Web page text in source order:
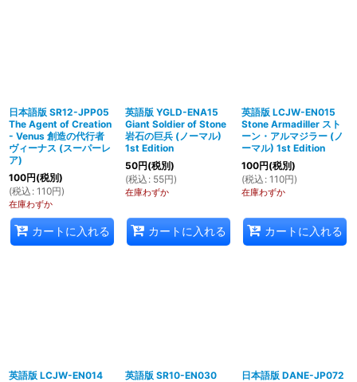
日本語版 SR12-JPP05
The Agent of Creation
- Venus 創造の代行者
ヴィーナス (スーパーレ
ア)
100円(税別)
(税込 : 110円)
在庫わずか
カートに入れる
英語版 YGLD-ENA15
Giant Soldier of Stone
岩石の巨兵 (ノーマル)
1st Edition
50円(税別)
(税込 : 55円)
在庫わずか
カートに入れる
英語版 LCJW-EN015
Stone Armadiller スト
ーン・アルマジラー (ノ
ーマル) 1st Edition
100円(税別)
(税込 : 110円)
在庫わずか
カートに入れる
英語版 LCJW-EN014
英語版 SR10-EN030
日本語版 DANE-JP072